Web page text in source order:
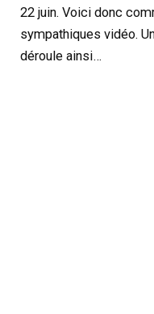
22 juin. Voici donc
sympathiques vidéo.
déroule ainsi…